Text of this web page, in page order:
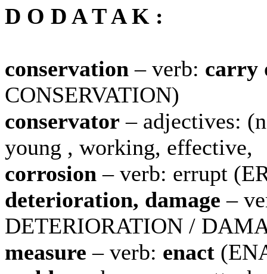
D O D A T A K :
conservation – verb: carry
CONSERVATION)
conservator – adjectives:
young , working, effective,
corrosion – verb: errupt
deterioration, damage –
DETERIORATION /
measure – verb: enact